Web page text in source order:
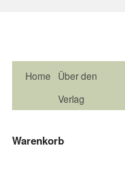
Home
Über den
Verlag
Warenkorb